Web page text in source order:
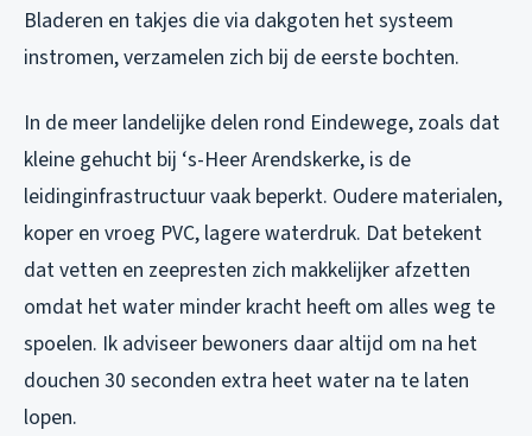
Bladeren en takjes die via dakgoten het systeem
instromen, verzamelen zich bij de eerste bochten.
In de meer landelijke delen rond Eindewege, zoals dat
kleine gehucht bij ‘s-Heer Arendskerke, is de
leidinginfrastructuur vaak beperkt. Oudere materialen,
koper en vroeg PVC, lagere waterdruk. Dat betekent
dat vetten en zeepresten zich makkelijker afzetten
omdat het water minder kracht heeft om alles weg te
spoelen. Ik adviseer bewoners daar altijd om na het
douchen 30 seconden extra heet water na te laten
lopen.